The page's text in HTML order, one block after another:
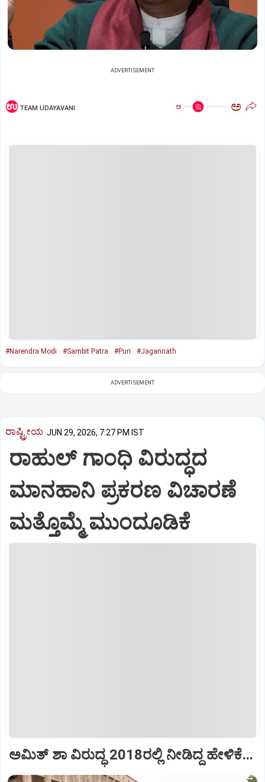
ADVERTISEMENT
TEAM UDAYAVANI ಅ ಅ
#Narendra Modi #Sambit Patra #Puri #Jagannath
ADVERTISEMENT
ರಾಷ್ಟ್ರೀಯ JUN 29, 2026, 7:27 PM IST
ರಾಹುಲ್ ಗಾಂಧಿ ವಿರುದ್ಧದ
ಮಾನಹಾನಿ ಪ್ರಕರಣ ವಿಚಾರಣೆ
ಮತ್ತೊಮ್ಮೆ ಮುಂದೂಡಿಕೆ
ಅಮಿತ್ ಶಾ ವಿರುದ್ಧ 2018ರಲ್ಲಿ ನೀಡಿದ್ದ ಹೇಳಿಕೆ...